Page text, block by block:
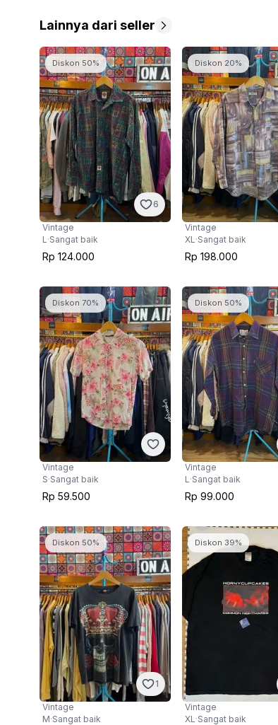
Lainnya dari seller
Diskon 50%
6
Vintage
L·Sangat baik
Rp 124.000
Diskon 20%
Vintage
XL·Sangat baik
Rp 198.000
Diskon 70%
Vintage
S·Sangat baik
Rp 59.500
Diskon 50%
Vintage
L·Sangat baik
Rp 99.000
Diskon 50%
1
Vintage
M·Sangat baik
Diskon 39%
Vintage
XL·Sangat baik